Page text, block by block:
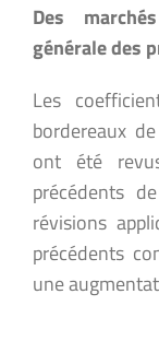
Des
générale des
Les
bordereaux
ont été
précédents
révisions
précédents
une